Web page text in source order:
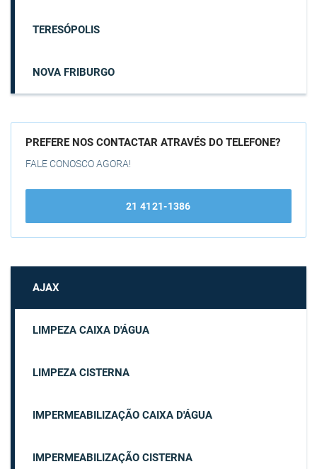
TERESÓPOLIS
NOVA FRIBURGO
PREFERE NOS CONTACTAR ATRAVÉS DO TELEFONE?
FALE CONOSCO AGORA!
21 4121-1386
AJAX
LIMPEZA CAIXA D'ÁGUA
LIMPEZA CISTERNA
IMPERMEABILIZAÇÃO CAIXA D'ÁGUA
IMPERMEABILIZAÇÃO CISTERNA